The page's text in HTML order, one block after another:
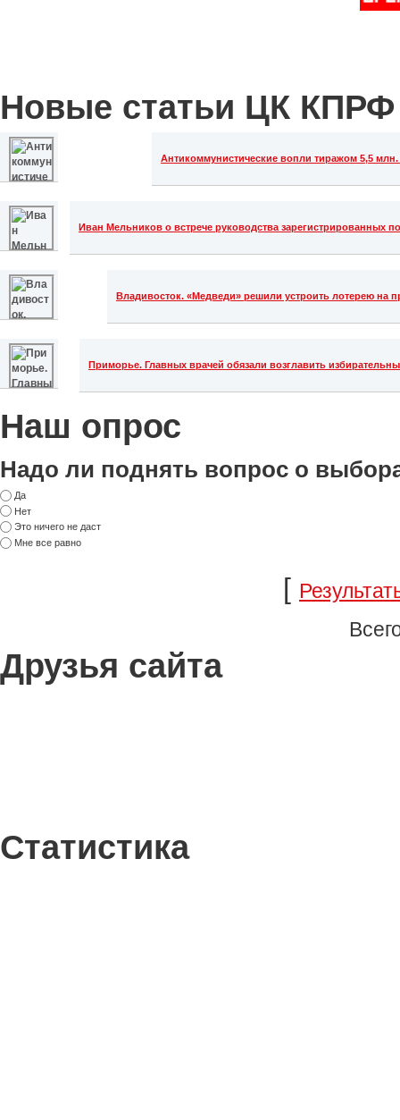
Новые статьи ЦК КПРФ
Антикоммунистические вопли тиражом 5,5 млн.
Иван Мельников о встрече руководства зарегистрированных
Владивосток. «Медведи» решили устроить лотерею на
Приморье. Главных врачей обязали возглавить
Наш опрос
Надо ли поднять вопрос о
Да
Нет
Это ничего не даст
Мне все равно
[
Друзья сайта
Статистика